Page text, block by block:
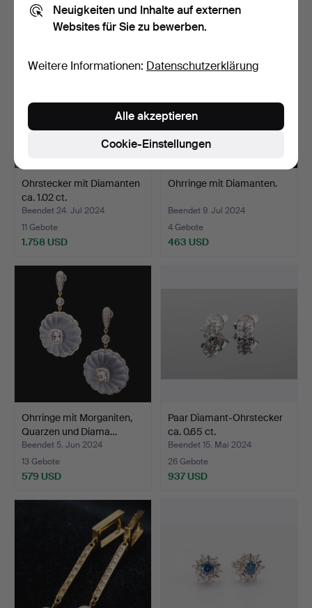
1.099 USD 463 USD
Ohrstecker mit Diamanten
ca. 1.02 ct.
Beendet 24. Jul 2024
11 Gebote
1.758 USD
Ohrringe mit Diamanten.
Beendet 9. Jul 2024
4 Gebote
463 USD
Ohrringe mit Morganiten,
Quarzen und Diama…
Beendet 5. Jun 2024
13 Gebote
579 USD
Paar Diamant-Ohrstecker
ca. 0.65 ct.
Beendet 15. Mai 2024
26 Gebote
937 USD
Neuigkeiten und Inhalte auf externen
Websites für Sie zu bewerben.
Weitere Informationen: Datenschutzerklärung
Cookie-Einstellungen
Alle akzeptieren